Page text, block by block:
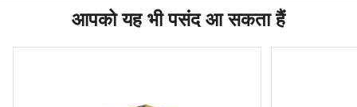
आपको यह भी पसंद आ सकता हैं